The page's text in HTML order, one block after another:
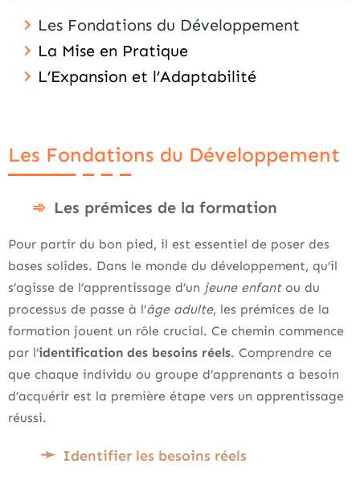
Les Fondations du Développement
La Mise en Pratique
L’Expansion et l’Adaptabilité
Les Fondations du Développement
Les prémices de la formation
Pour partir du bon pied, il est essentiel de poser des
bases solides. Dans le monde du développement, qu’il
s’agisse de l’apprentissage d’un jeune enfantou du
processus de passe à l’âge adulte, les prémices de la
formation jouent un rôle crucial. Ce chemin commence
par l’identification des besoins réels. Comprendre ce
que chaque individu ou groupe d’apprenants a besoin
d’acquérir est la première étape vers un apprentissage
réussi.
Identifier les besoins réels